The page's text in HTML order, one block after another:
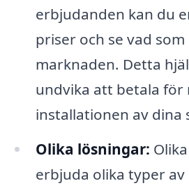
erbjudanden kan du
priser och se vad
marknaden. Detta
undvika att betala för
installationen av dina
Olika lösningar:
erbjuda olika typer